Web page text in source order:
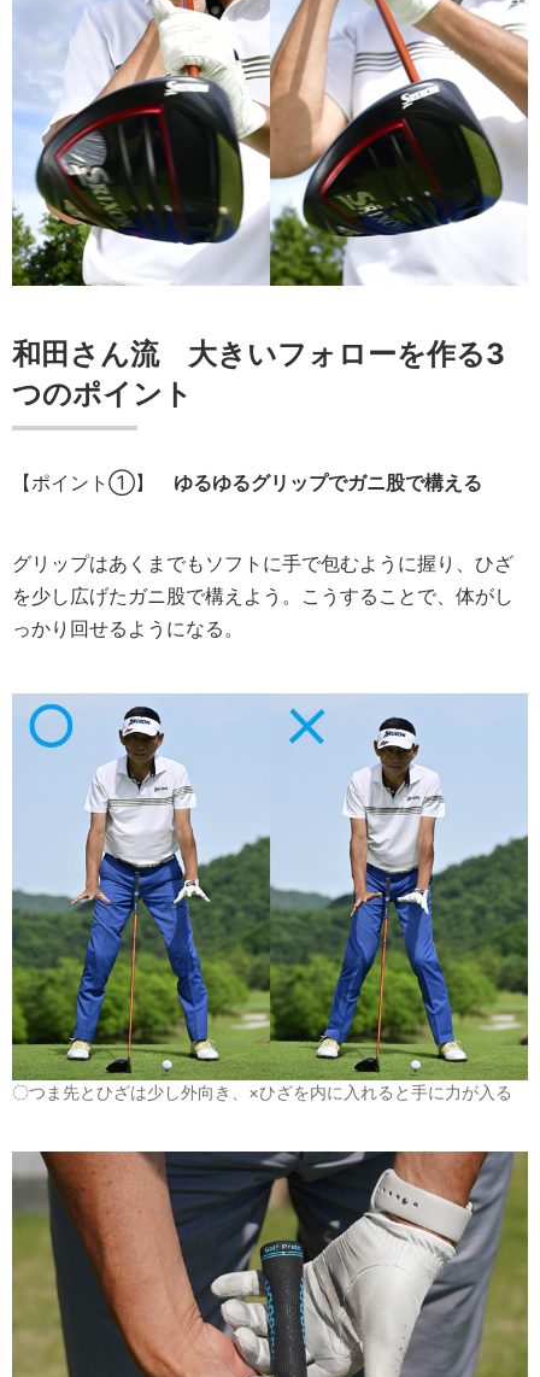
和田さん流 大きいフォローを作る3
つのポイント
【ポイント①】 ゆるゆるグリップでガニ股で構える
グリップはあくまでもソフトに手で包むように握り、ひざ
を少し広げたガニ股で構えよう。こうすることで、体がし
っかり回せるようになる。
〇つま先とひざは少し外向き、×ひざを内に入れると手に力が入る